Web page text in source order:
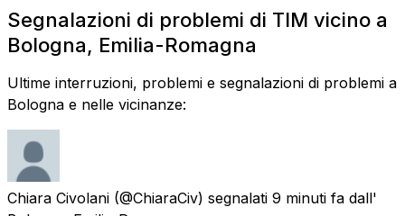
Segnalazioni di problemi di TIM vicino a
Bologna, Emilia-Romagna
Ultime interruzioni, problemi e segnalazioni di problemi a
Bologna e nelle vicinanze:
Chiara Civolani (@ChiaraCiv) segnalati 9 minuti fa dall'